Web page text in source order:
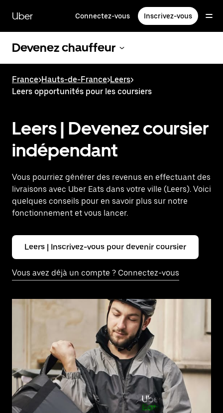
contenu
principal
Uber Connectez-vous Inscrivez-vous
Devenez chauffeur
France>Hauts-de-France>Leers>
Leers opportunités pour les coursiers
Leers | Devenez coursier
indépendant
Vous pourriez générer des revenus en effectuant des
livraisons avec Uber Eats dans votre ville (Leers). Voici
quelques conseils pour en savoir plus sur notre
fonctionnement et vous lancer.
Leers | Inscrivez-vous pour devenir coursier
Vous avez déjà un compte ? Connectez-vous